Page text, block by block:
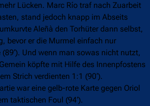
Lücken. Marc Río traf nach Zuarbeit
stand jedoch knapp im Abseits
Aleñà den Torhüter dann selbst,
bevor er die Murmel einfach nur
Und wenn man sowas nicht nutzt,
köpfte mit Hilfe des Innenpfostens
Strich verdienten 1:1 (90‘).
war eine gelb-rote Karte gegen Oriol
taktischen Foul (94‘).